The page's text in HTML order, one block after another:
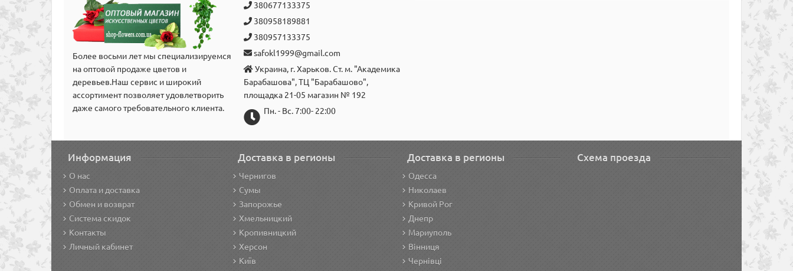
Более восьми лет мы специализируемся
на оптовой продаже цветов и
деревьев.Наш сервис и широкий
аcсортимент позволяет удовлетворить
даже самого требовательного клиента.
380677133375
380958189881
380957133375
safokl1999@gmail.com
Украина, г. Харьков. Ст. м. "Академика
Барабашова", ТЦ "Барабашово",
площадка 21-05 магазин № 192
Пн. - Вс. 7:00- 22:00
Информация
О нас
Оплата и доставка
Обмен и возврат
Система скидок
Контакты
Личный кабинет
Доставка в регионы
Чернигов
Сумы
Запорожье
Хмельницкий
Кропивницкий
Херсон
Київ
Доставка в регионы
Одесса
Николаев
Кривой Рог
Днепр
Мариуполь
Вінниця
Чернівці
Схема проезда